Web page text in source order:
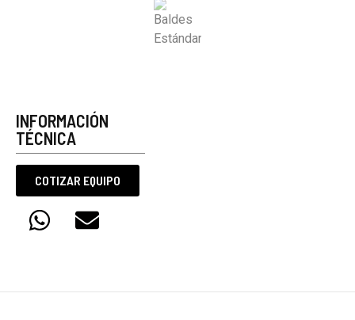
INFORMACIÓN
TÉCNICA
COTIZAR EQUIPO